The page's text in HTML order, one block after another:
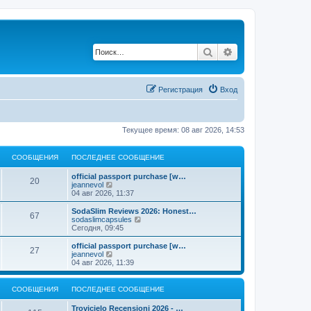
Поиск
Вход
Регистрация
Текущее время: 08 авг 2026, 14:53
СООБЩЕНИЯ ПОСЛЕДНЕЕ СООБЩЕНИЕ
20
official passport purchase [w…
jeannevol
е
р
е
й
т
п
о
с
л
д
н
е
04 авг 2026, 11:37
67
SodaSlim Reviews 2026: Honest…
sodaslimcapsules
р
е
к
п
о
с
Сегодня, 09:45
27
official passport purchase [w…
jeannevol
е
р
е
й
04 авг 2026, 11:39
СООБЩЕНИЯ ПОСЛЕДНЕЕ СООБЩЕНИЕ
Trovicielo Recensioni 2026 - …